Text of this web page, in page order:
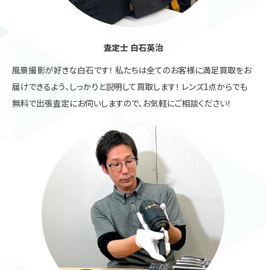
査定士 白石英治
風景撮影が好きな白石です！ 私たちは全てのお客様に満足買取をお
届けできるよう、しっかりと説明して買取します！ レンズ1点からでも
無料で出張査定にお伺いしますので、お気軽にご相談ください！